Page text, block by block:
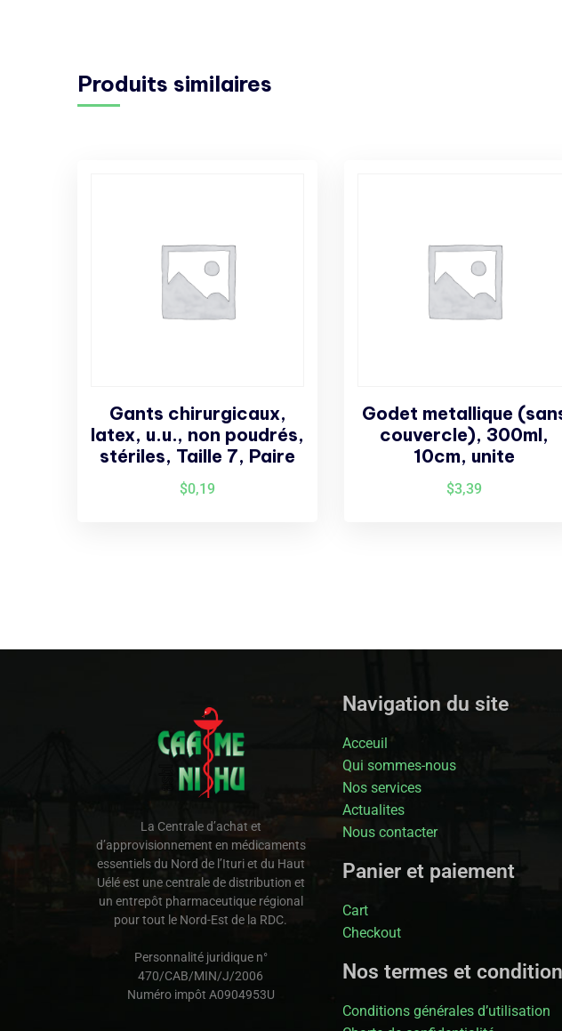
Produits similaires
Gants chirurgicaux,
latex, u.u., non poudrés,
stériles, Taille 7, Paire
$0,19
Godet metallique
couvercle), 300ml,
10cm, unite
$3,39
La Centrale d’achat et
d’approvisionnement en médicaments
essentiels du Nord de l’Ituri et du Haut
Uélé est une centrale de distribution et
un entrepôt pharmaceutique régional
pour tout le Nord-Est de la RDC.
Personnalité juridique n°
470/CAB/MIN/J/2006
Numéro impôt A0904953U
Navigation du site
Acceuil
Qui sommes-nous
Nos services
Actualites
Nous contacter
Panier et paiement
Cart
Checkout
Nos termes et
Conditions générales d’utilisation